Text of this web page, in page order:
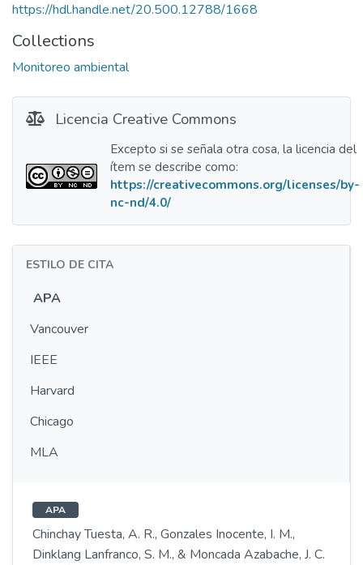
https://hdl.handle.net/20.500.12788/1668
Collections
Monitoreo ambiental
Licencia Creative Commons
Excepto si se señala otra cosa, la licencia del
ítem se describe como:
https://creativecommons.org/licenses/by-
nc-nd/4.0/
ESTILO DE CITA
APA
Vancouver
IEEE
Harvard
Chicago
MLA
APA
Chinchay Tuesta, A. R., Gonzales Inocente, I. M.,
Dinklang Lanfranco, S. M., & Moncada Azabache, J. C.